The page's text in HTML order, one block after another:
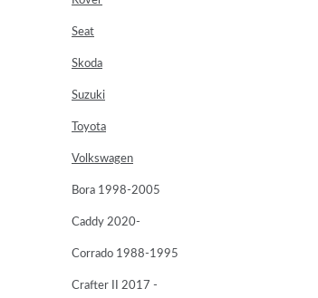
Seat
Skoda
Suzuki
Toyota
Volkswagen
Bora 1998-2005
Caddy 2020-
Corrado 1988-1995
Crafter II 2017 -